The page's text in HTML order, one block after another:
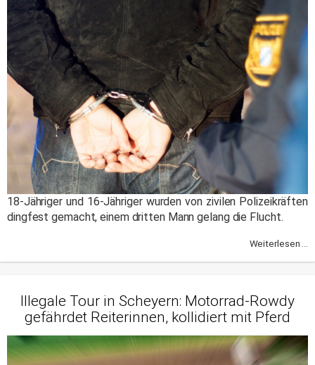
18-Jähriger und 16-Jähriger wurden von zivilen Polizeikräften
dingfest gemacht, einem dritten Mann gelang die Flucht.
Weiterlesen ...
Illegale Tour in Scheyern: Motorrad-Rowdy
gefährdet Reiterinnen, kollidiert mit Pferd